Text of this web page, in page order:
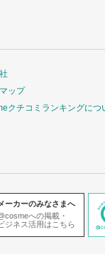
ップ
クチコミランキングにつ
メーカーのみなさまへ
への掲載・
ジネス活用はこちら